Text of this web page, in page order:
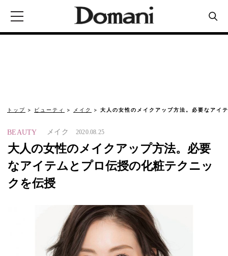
トップ ビューティ メイク 大人の女性のメイクアップ方法。必要なアイ
BEAUTY メイク 2020.08.25
大人の女性のメイクアップ方法。必要
なアイテムとプロ伝授の化粧テクニッ
クを伝授